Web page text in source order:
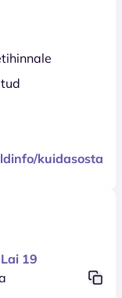
kuidasosta/
19